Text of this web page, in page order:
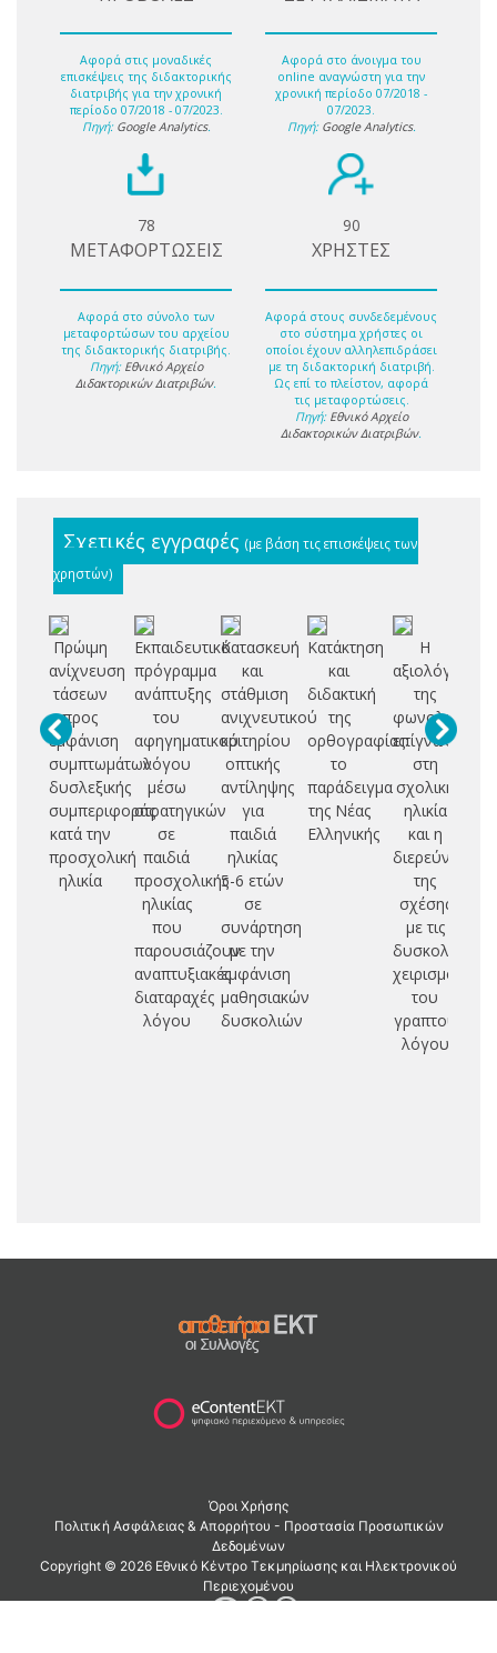
Αφορά στις μοναδικές
επισκέψεις της διδακτορικής
διατριβής για την χρονική
περίοδο 07/2018 - 07/2023.
Πηγή: Google Analytics.
Αφορά στο άνοιγμα του
online αναγνώστη για την
χρονική περίοδο 07/2018 -
07/2023.
Πηγή: Google Analytics.
78
ΜΕΤΑΦΟΡΤΩΣΕΙΣ
Αφορά στο σύνολο των
μεταφορτώσων του αρχείου
της διδακτορικής διατριβής.
Πηγή: Εθνικό Αρχείο
Διδακτορικών Διατριβών.
90
ΧΡΗΣΤΕΣ
Αφορά στους συνδεδεμένους
στο σύστημα χρήστες οι
οποίοι έχουν αλληλεπιδράσει
με τη διδακτορική διατριβή.
Ως επί το πλείστον, αφορά
τις μεταφορτώσεις.
Πηγή: Εθνικό Αρχείο
Διδακτορικών Διατριβών.
Σχετικές εγγραφές (με βάση τις επισκέψεις των
χρηστών)
Πρώιμη
ανίχνευση
τάσεων
προς
εμφάνιση
συμπτωμάτων
δυσλεξικής
συμπεριφοράς
κατά την
προσχολική
ηλικία
Εκπαιδευτικό
πρόγραμμα
ανάπτυξης
του
αφηγηματικού
λόγου
μέσω
στρατηγικών
σε
παιδιά
προσχολικής
ηλικίας
που
παρουσιάζουν
αναπτυξιακές
διαταραχές
λόγου
Κατασκευή
και
στάθμιση
ανιχνευτικού
κριτηρίου
οπτικής
αντίληψης
για
παιδιά
ηλικίας
5-6 ετών
σε
συνάρτηση
με την
εμφάνιση
μαθησιακών
δυσκολιών
Κατάκτηση
και
διδακτική
της
ορθογραφίας:
το
παράδειγμα
της Νέας
Ελληνικής
Η
αξιολόγηση
της
φωνολογικής
επίγνωσης
στη
σχολική
ηλικία
και η
διερεύνηση
της
σχέσης
με τις
δυσκολίες
χειρισμού
του
γραπτού
λόγου